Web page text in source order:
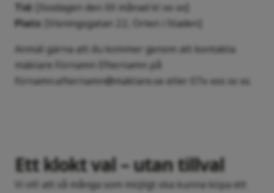
Tid:
[Xxxdagen den XX månad kl xx-xx]
Plats:
[Visningsgatan 22, Orten i Staden]
Anmäl gärna att du kommer genom att kontakta
mäklare Förnamn Efternamn på
förnamn.efternamn@mäklare.se eller 07x-xxx xx xx.
Ett klokt val – utan tillval
Vi vill att så många som möjligt ska kunna köpa ett